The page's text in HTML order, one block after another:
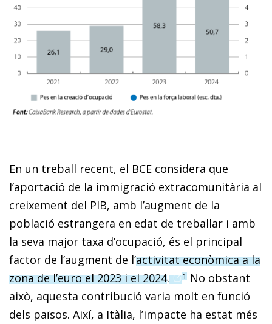
En un treball recent, el BCE considera que
l’aportació de la immigració extracomunitària al
creixement del PIB, amb l’augment de la
població estrangera en edat de treballar i amb
la seva major taxa d’ocupació, és el principal
factor de l’augment de l’activitat econòmica a la
zona de l’euro el 2023 i el 2024.(opens in a new
1 No obstant
això, aquesta contribució varia molt en funció
dels països. Així, a Itàlia, l’impacte ha estat més